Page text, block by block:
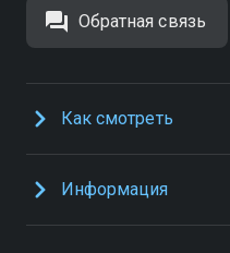
Обратная связь
Как смотреть
Информация